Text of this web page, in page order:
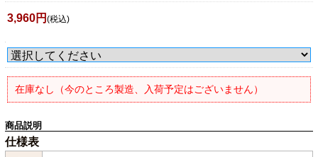
3,960円 (税込)
在庫なし（今のところ製造、入荷予定はございません）
商品説明
仕様表